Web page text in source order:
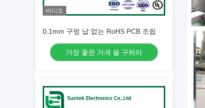
비디오
0.1mm 구멍 납 없는 RoHS PCB 조립
가장 좋은 가격 을 구하라